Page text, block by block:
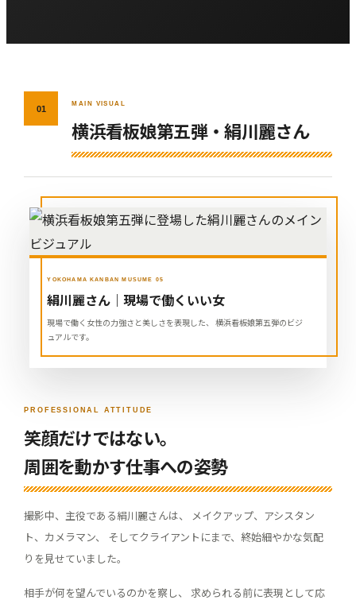
01 MAIN VISUAL
横浜看板娘第五弾・絹川麗さん
YOKOHAMA KANBAN MUSUME 05
絹川麗さん｜現場で働くいい女
現場で働く女性の力強さと美しさを表現した、 横浜看板娘第五弾のビジ
ュアルです。
PROFESSIONAL ATTITUDE
笑顔だけではない。
周囲を動かす仕事への姿勢
撮影中、主役である絹川麗さんは、 メイクアップ、アシスタン
ト、カメラマン、 そしてクライアントにまで、終始細やかな気配
りを見せていました。
相手が何を望んでいるのかを察し、 求められる前に表現として応